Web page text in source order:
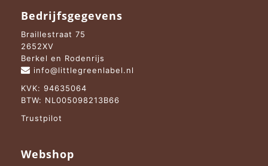
Bedrijfsgegevens
Braillestraat 75
2652XV
Berkel en Rodenrijs
info@littlegreenlabel.nl
KVK: 94635064
BTW: NL005098213B66
Trustpilot
Webshop